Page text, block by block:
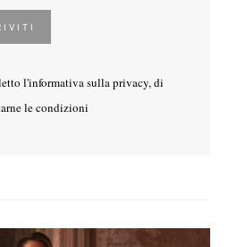
l'informativa sulla privacy, di
le condizioni